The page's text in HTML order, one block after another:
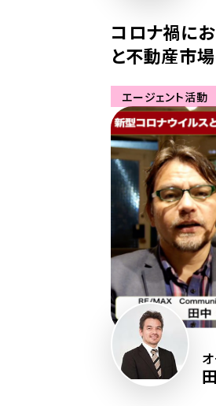
コロナ禍に
と不動産市
エージェント活動